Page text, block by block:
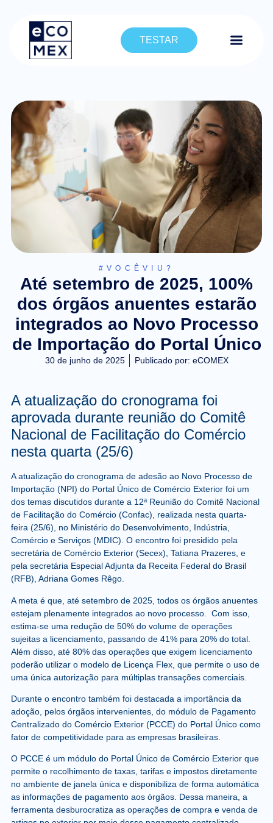
TESTAR
#VOCÊVIU?
Até setembro de 2025, 100%
dos órgãos anuentes estarão
integrados ao Novo Processo
de Importação do Portal Único
30 de junho de 2025 Publicado por: eCOMEX
A atualização do cronograma foi
aprovada durante reunião do Comitê
Nacional de Facilitação do Comércio
nesta quarta (25/6)
A atualização do cronograma de adesão ao Novo Processo de
Importação (NPI) do Portal Único de Comércio Exterior foi um
dos temas discutidos durante a 12ª Reunião do Comitê Nacional
de Facilitação do Comércio (Confac), realizada nesta quarta-
feira (25/6), no Ministério do Desenvolvimento, Indústria,
Comércio e Serviços (MDIC). O encontro foi presidido pela
secretária de Comércio Exterior (Secex), Tatiana Prazeres, e
pela secretária Especial Adjunta da Receita Federal do Brasil
(RFB), Adriana Gomes Rêgo.
A meta é que, até setembro de 2025, todos os órgãos anuentes
estejam plenamente integrados ao novo processo. Com isso,
estima-se uma redução de 50% do volume de operações
sujeitas a licenciamento, passando de 41% para 20% do total.
Além disso, até 80% das operações que exigem licenciamento
poderão utilizar o modelo de Licença Flex, que permite o uso de
uma única autorização para múltiplas transações comerciais.
Durante o encontro também foi destacada a importância da
adoção, pelos órgãos intervenientes, do módulo de Pagamento
Centralizado do Comércio Exterior (PCCE) do Portal Único como
fator de competitividade para as empresas brasileiras.
O PCCE é um módulo do Portal Único de Comércio Exterior que
permite o recolhimento de taxas, tarifas e impostos diretamente
no ambiente de janela única e disponibiliza de forma automática
as informações de pagamento aos órgãos. Dessa maneira, a
ferramenta desburocratiza as operações de compra e venda de